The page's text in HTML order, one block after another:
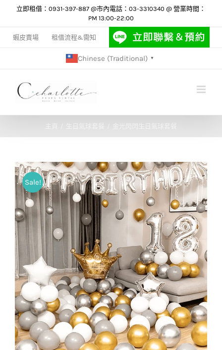
content
立即租借：0931-397-887 @市內電話：03-3310340 @ 營業時間：
PM 13:00-22:00
蝦皮賣場 租借流程&需知
Chinese (Traditional) ▼
生日氣球套餐 金光閃閃生日氣球套餐
Sale!